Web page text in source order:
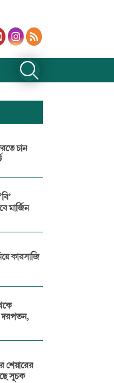
চান
মার্জিন
কারসাজি
দরপতন,
শেয়ারের
সূচক